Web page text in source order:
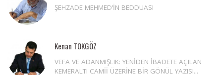
ŞEHZADE MEHMED’İN BEDDUASI
Kenan TOKGÖZ
VEFA VE ADANMIŞLIK: YENİDEN İBADETE AÇILAN
KEMERALTI CAMİİ ÜZERİNE BİR GÖNÜL YAZISI...